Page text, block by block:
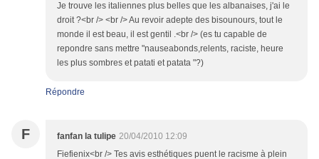
Je trouve les italiennes plus belles que les albanaises, j'ai le
droit ?<br /> <br /> Au revoir adepte des bisounours, tout le
monde il est beau, il est gentil .<br /> (es tu capable de
repondre sans mettre "nauseabonds,relents, raciste, heure
les plus sombres et patati et patata "?)
Répondre
F fanfan la tulipe 20/04/2010 12:09
Fiefienix<br /> Tes avis esthétiques puent le racisme à plein